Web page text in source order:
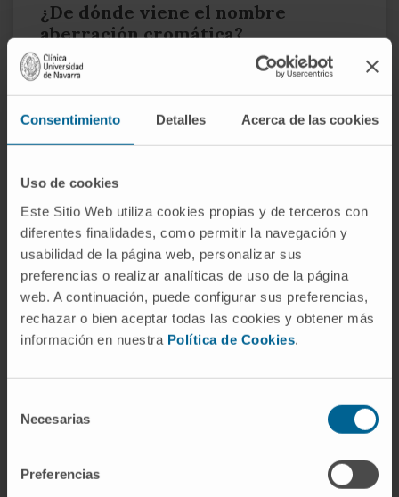
Consentimiento Detalles Acerca de las cookies
Uso de cookies
Este Sitio Web utiliza cookies propias y de terceros con
diferentes finalidades, como permitir la navegación y
usabilidad de la página web, personalizar sus
preferencias o realizar analíticas de uso de la página
web. A continuación, puede configurar sus preferencias,
rechazar o bien aceptar todas las cookies y obtener más
información en nuestra Política de Cookies.
Necesarias
Preferencias
¿De dónde viene el nombre
aberración cromática?
De la unión del latín
("desviación")
con el adjetivo griego χρωματικός
(chrōmatikós
, "relativo al color"). Newton fue
quien demostró en el siglo XVII que las lentes
un solo foco, y la expresión se consolidó en la
terminología óptica a lo largo del XVIII.
¿Es lo mismo aberración cromática
que daltonismo?
No. Son fenómenos completamente
diferentes. La aberración cromática es un
córnea y el cristalino) que afecta al enfoque
de los distintos colores. El daltonismo es una
anomalía de los fotorreceptores retinianos
persona daltónica puede tener una óptica